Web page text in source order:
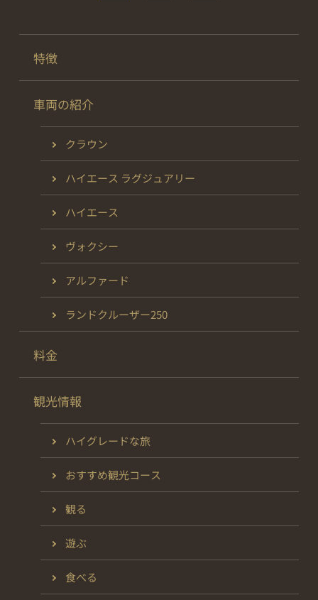
特徴
車両の紹介
クラウン
ハイエース ラグジュアリー
ハイエース
ヴォクシー
アルファード
ランドクルーザー250
料金
観光情報
ハイグレードな旅
おすすめ観光コース
観る
遊ぶ
食べる